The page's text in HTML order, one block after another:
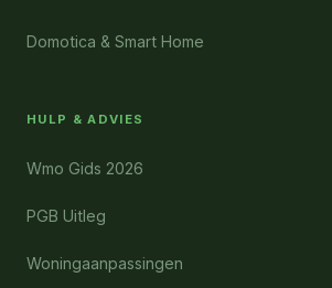
Domotica & Smart Home
HULP & ADVIES
Wmo Gids 2026
PGB Uitleg
Woningaanpassingen